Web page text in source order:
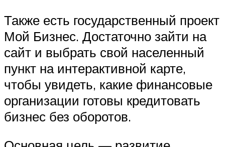
Также есть государственный проект
Мой Бизнес. Достаточно зайти на
сайт и выбрать свой населенный
пункт на интерактивной карте,
чтобы увидеть, какие финансовые
организации готовы кредитовать
бизнес без оборотов.